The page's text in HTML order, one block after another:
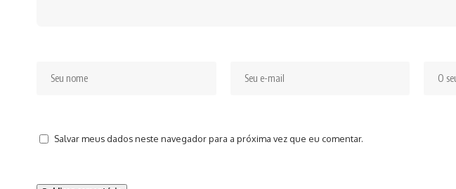
Salvar meus dados neste navegador para a próxima vez que eu comentar.